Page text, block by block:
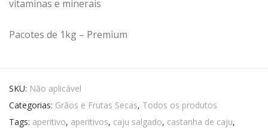
vitaminas e minerais
Pacotes de 1kg – Premium
SKU: Não aplicável
Categorias: Grãos e Frutas Secas, Todos os produtos
Tags: aperitivo, aperitivos, caju salgado, castanha de caju,